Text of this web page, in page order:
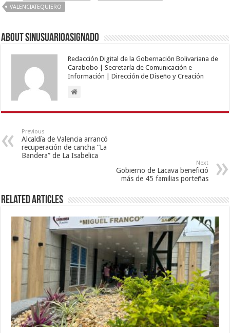
VALENCIATEQUIERO
About sinusuarioasignado
Redacción Digital de la Gobernación Bolivariana de
Carabobo | Secretaría de Comunicación e
Información | Dirección de Diseño y Creación
Previous
Alcaldía de Valencia arrancó
recuperación de cancha “La
Bandera” de La Isabelica
Next
Gobierno de Lacava benefició
más de 45 familias porteñas
Related Articles